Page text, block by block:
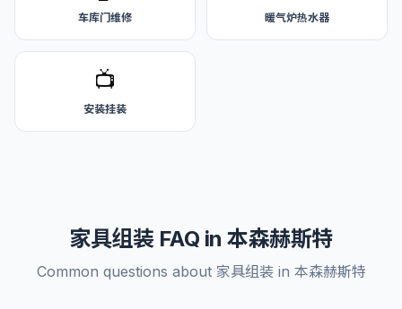
车库门维修 暖气炉热水器
📺
安装挂装
家具组装 FAQ in 本森赫斯特
Common questions about 家具组装 in 本森赫斯特